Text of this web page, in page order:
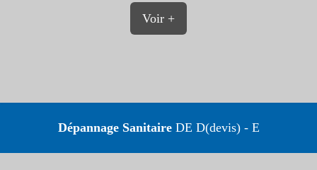
Voir +
Dépannage SanitaireDE D(devis) - E